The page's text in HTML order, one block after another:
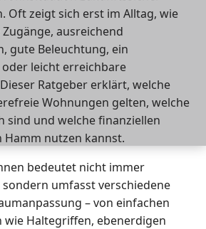
Oft zeigt sich erst im Alltag, wie
ausreichend
gute Beleuchtung, ein
leicht erreichbare
Ratgeber erklärt, welche
Wohnungen gelten, welche
sind und welche finanziellen
Hamm nutzen kannst.
bedeutet nicht immer
umfasst verschiedene
– von einfachen
Haltegriffen, ebenerdigen